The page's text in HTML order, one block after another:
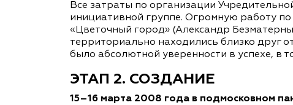
Все затраты по организации
инициативной группе. Огромную работу
«Цветочный город» (Александр
территориально находились близко друг
было абсолютной уверенности в успехе, в
ЭТАП 2. СОЗДАНИЕ
15–16 марта 2008 года в подмосковном